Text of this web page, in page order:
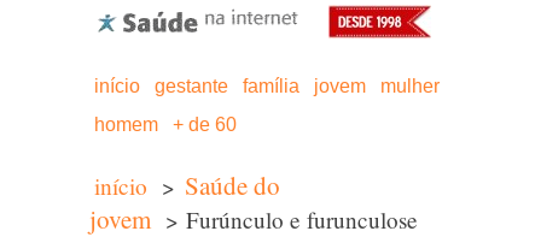
início gestante família jovem
mulher
homem
+ de 60
início > Saúde do
jovem > Furúnculo e furunculose